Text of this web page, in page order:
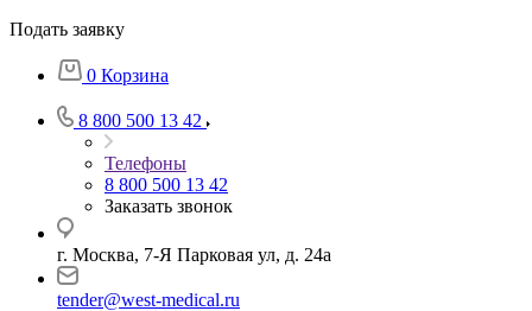
Подать заявку
0 Корзина
8 800 500 13 42
Телефоны
8 800 500 13 42
Заказать звонок
г. Москва, 7-Я Парковая ул, д. 24а
tender@west-medical.ru